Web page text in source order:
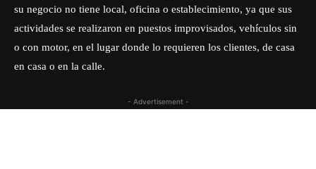
su negocio no tiene local, oficina o establecimiento, ya que sus
actividades se realizaron en puestos improvisados, vehículos sin
o con motor, en el lugar donde lo requieren los clientes, de casa
en casa o en la calle.
- Advertisement -